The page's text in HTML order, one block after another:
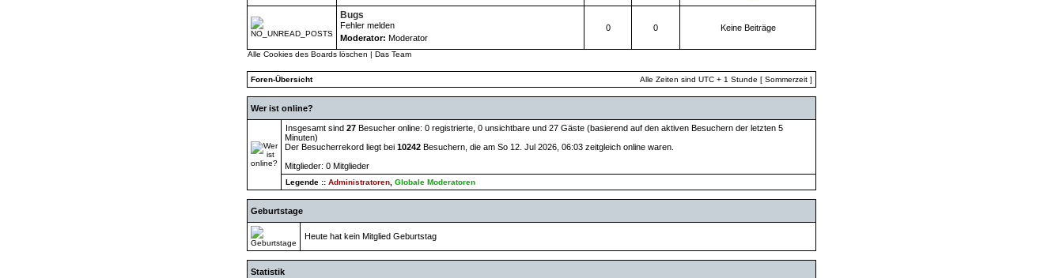
Bugs
Fehler melden
Moderator: Moderator
0 0 Keine Beiträge
Alle Cookies des Boards löschen | Das Team
Foren-Übersicht Alle Zeiten sind UTC + 1 Stunde [ Sommerzeit ]
Wer ist online?
Insgesamt sind 27 Besucher online: 0 registrierte, 0 unsichtbare und 27 Gäste (basierend auf den aktiven Besuchern der letzten 5
Minuten)
Der Besucherrekord liegt bei 10242 Besuchern, die am So 12. Jul 2026, 06:03 zeitgleich online waren.
Mitglieder: 0 Mitglieder
Legende :: Administratoren Globale Moderatoren
Geburtstage
Heute hat kein Mitglied Geburtstag
Statistik